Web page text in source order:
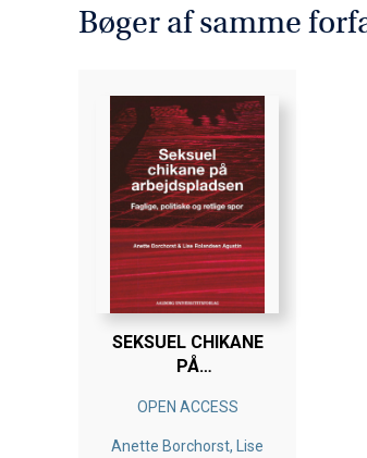
Bøger af samme
SEKSUEL CHIKANE
PÅ
OPEN ACCESS
Anette Borchorst, Lise